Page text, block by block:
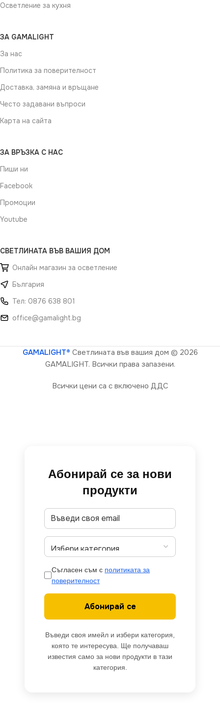
Осветление за кухня
ЗА GAMALIGHT
За нас
Политика за поверителност
Доставка, замяна и връщане
Често задавани въпроси
Карта на сайта
ЗА ВРЪЗКА С НАС
Пиши ни
Facebook
Промоции
Youtube
СВЕТЛИНАТА ВЪВ ВАШИЯ ДОМ
Онлайн магазин за осветление
България
Тел: 0876 638 801
office@gamalight.bg
GAMALIGHT® Светлината във вашия дом © 2026
GAMALIGHT. Всички права запазени.
Всички цени са с включено ДДС
Абонирай се за нови
продукти
Съгласен съм с политиката за
поверителност
Абонирай се
Въведи своя имейл и избери категория,
която те интересува. Ще получаваш
известия само за нови продукти в тази
категория.